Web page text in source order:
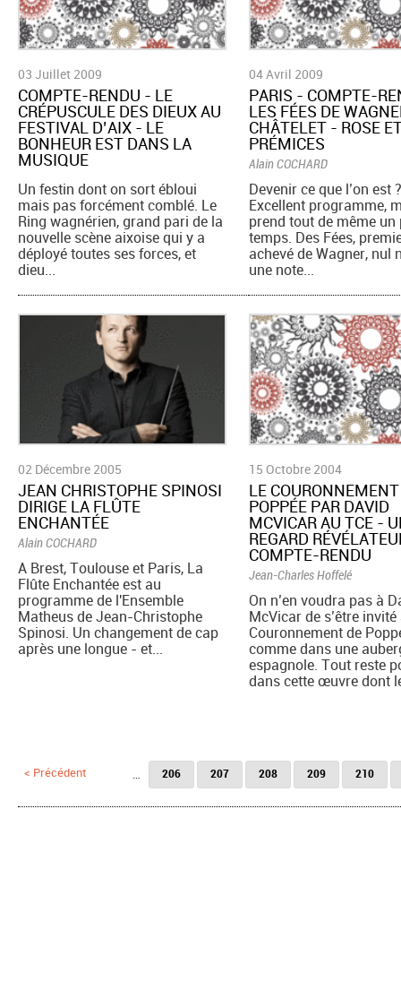
03 Juillet 2009
COMPTE-RENDU - LE
CRÉPUSCULE DES DIEUX AU
FESTIVAL D’AIX - LE
BONHEUR EST DANS LA
MUSIQUE
Un festin dont on sort ébloui
mais pas forcément comblé. Le
Ring wagnérien, grand pari de la
nouvelle scène aixoise qui y a
déployé toutes ses forces, et
dieu...
04 Avril 2009
PARIS - COMPTE-
LES FÉES DE
CHÂTELET - ROSE
PRÉMICES
Alain COCHARD
Devenir ce que l’on est
Excellent programme,
prend tout de même un
temps. Des Fées,
achevé de Wagner, nul
une note...
02 Décembre 2005
JEAN CHRISTOPHE SPINOSI
DIRIGE LA FLÛTE
ENCHANTÉE
Alain COCHARD
A Brest, Toulouse et Paris, La
Flûte Enchantée est au
programme de l'Ensemble
Matheus de Jean-Christophe
Spinosi. Un changement de cap
après une longue - et...
15 Octobre 2004
LE
POPPÉE PAR DAVID
MCVICAR AU TCE -
REGARD
COMPTE-RENDU
Jean-Charles Hoffelé
On n’en voudra pas à
McVicar de s’être invité
Couronnement de
comme dans une
espagnole. Tout reste
dans cette œuvre dont
< Précédent 206 207 208 209 210